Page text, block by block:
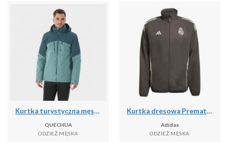
Kurtka turystyczna męska zimowa Quechua NH500 3w1 mountain -10°C wodoodporna
QUECHUA
ODZIEŻ MĘSKA
Kurtka dresowa Prematch Real Madrid 2025/26
Adidas
ODZIEŻ MĘSKA